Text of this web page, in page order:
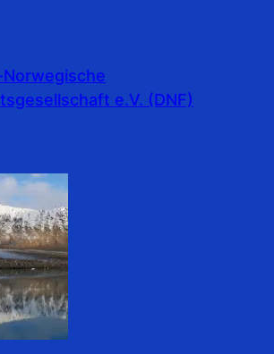
e.V. (DNF)